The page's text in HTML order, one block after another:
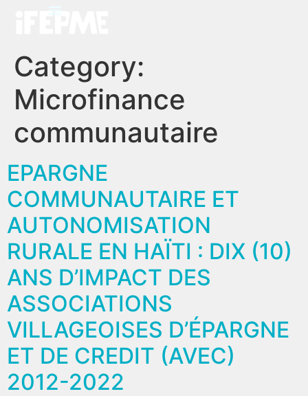
Category:
Microfinance
communautaire
EPARGNE
COMMUNAUTAIRE ET
AUTONOMISATION
RURALE EN HAÏTI : DIX (10)
ANS D’IMPACT DES
ASSOCIATIONS
VILLAGEOISES D’ÉPARGNE
ET DE CREDIT (AVEC)
2012-2022